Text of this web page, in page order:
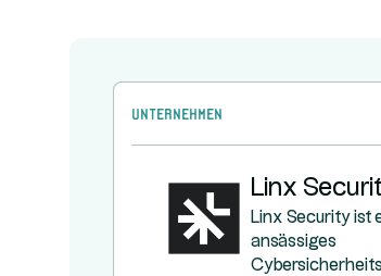
Unternehmen
Linx
Linx Security ist
ansässiges